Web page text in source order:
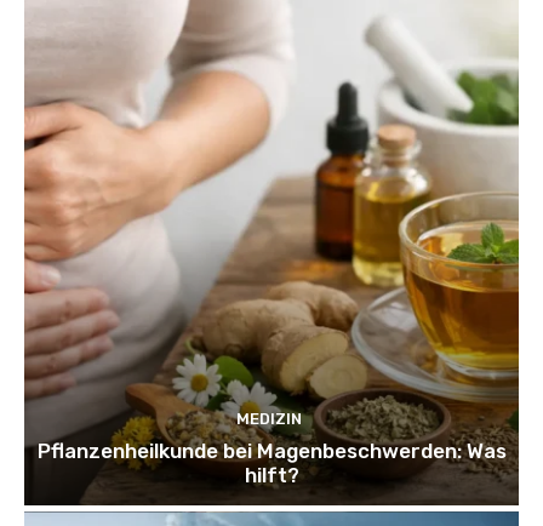
MEDIZIN
Pflanzenheilkunde bei Magenbeschwerden: Was
hilft?